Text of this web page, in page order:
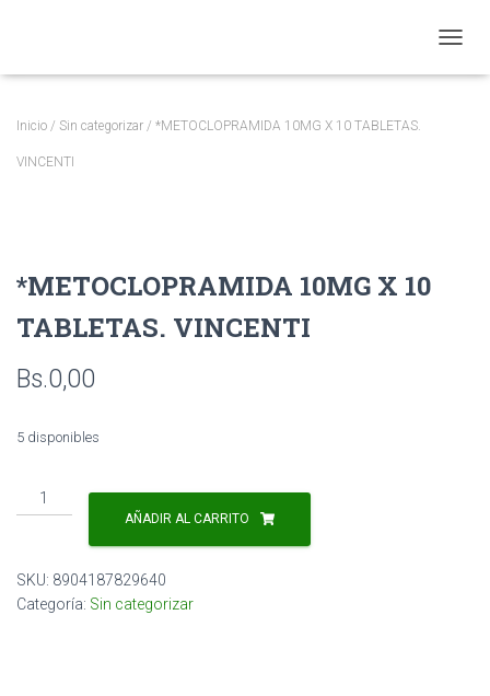
Inicio / Sin categorizar / *METOCLOPRAMIDA 10MG X 10 TABLETAS.
VINCENTI
*METOCLOPRAMIDA 10MG X 10
TABLETAS. VINCENTI
Bs.0,00
5 disponibles
*METOCLOPRAMIDA
10MG
TABLETAS.
VINCENTI
AÑADIR AL CARRITO
SKU: 8904187829640
Categoría: Sin categorizar